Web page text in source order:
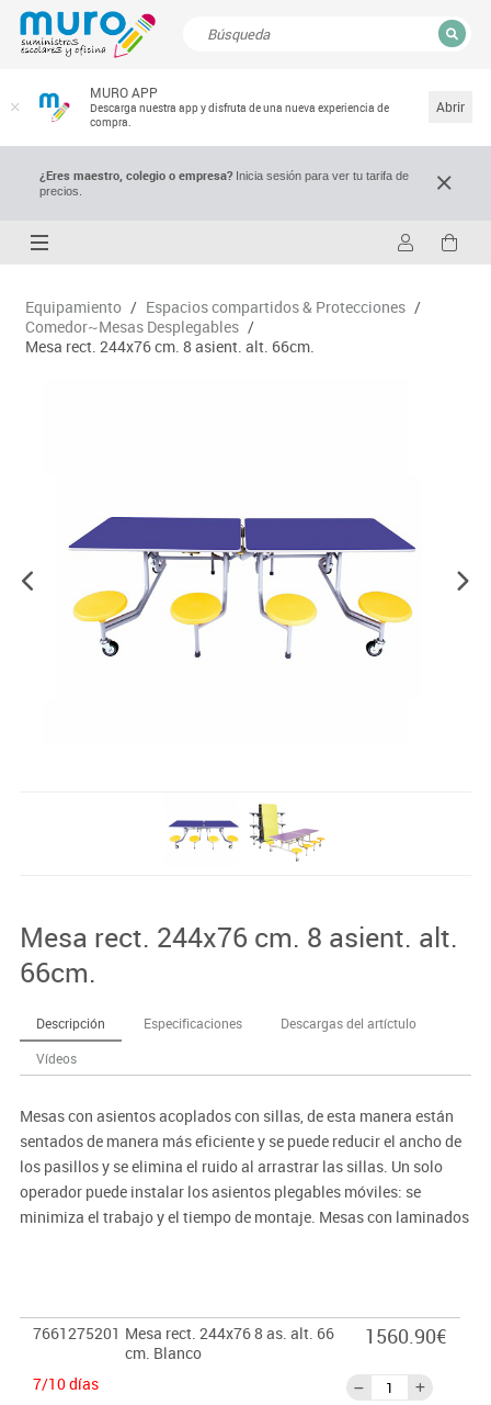
MURO APP
Descarga nuestra app y disfruta de una nueva experiencia de
compra.
Abrir
¿Eres maestro, colegio o empresa?Inicia sesión para ver tu tarifa de
precios.
Equipamiento / Espacios compartidos & Protecciones /
Comedor~Mesas Desplegables /
Mesa rect. 244x76 cm. 8 asient. alt. 66cm.
Mesa rect. 244x76 cm. 8 asient. alt.
66cm.
Descripción Especificaciones
Descargas del artíctulo
Vídeos
Mesas con asientos acoplados con sillas, de esta manera están
sentados de manera más eficiente y se puede reducir el ancho de
los pasillos y se elimina el ruido al arrastrar las sillas. Un solo
operador puede instalar los asientos plegables móviles: se
minimiza el trabajo y el tiempo de montaje. Mesas con laminados
dejan marcas, diseñados para mantener el suelo de su comedor
en óptimas condiciones.
soldaduras.
7661275201 Mesa rect. 244x76 8 as. alt. 66
cm. Blanco
7/10 días
1560.90€